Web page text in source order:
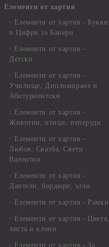
Елементи от хартия
Елементи от хартия - Букви
и Цифри за Банери
Елементи от хартия -
Детски
Елементи от хартия -
Училище, Дипломиране и
Абитуриентски
Елементи от хартия -
Животни, птици, пеперуди
Елементи от хартия -
Любов, Сватба, Свети
Валентин
Елементи от хартия -
Дантели, бордюри, ъгли
Елементи от хартия - Рамки
Елементи от хартия - Цветя,
листа и клони
Елементи от хартия - За